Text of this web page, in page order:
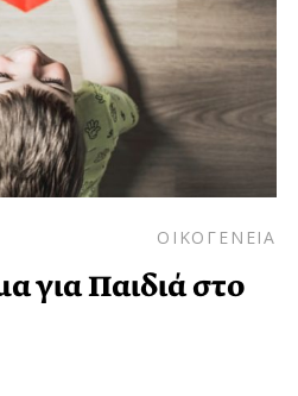
ΟΙΚΟΓΕΝΕΙΑ
για Παιδιά στο